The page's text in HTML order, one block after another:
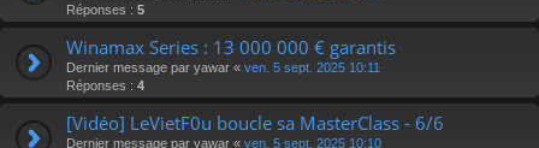
Réponses : 5
Winamax Series : 13 000 000 € garantis
Dernier message par yawar « ven. 5 sept. 2025 10:11
Réponses : 4
[Vidéo] LeVietF0u boucle sa MasterClass - 6/6
Dernier message par yawar « ven. 5 sept. 2025 10:10